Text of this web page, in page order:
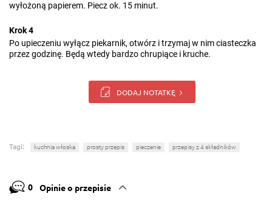
wyłożoną papierem. Piecz ok. 15 minut.
Krok 4
Po upieczeniu wyłącz piekarnik, otwórz i trzymaj w nim ciasteczka
przez godzinę. Będą wtedy bardzo chrupiące i kruche.
DODAJ NOTATKĘ
Tagi: kuchnia włoska prosty przepis pieczenie przepisy z 4 składników
0 Opinie o przepisie